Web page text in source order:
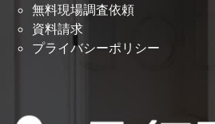
無料現場調査依頼
資料請求
プライバシーポリシー